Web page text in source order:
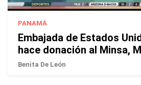
PANAMÁ
Embajada de Estados
hace donación al Minsa,
Benita De León